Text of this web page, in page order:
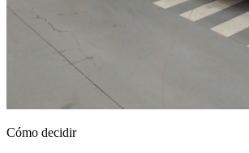
Cómo decidir